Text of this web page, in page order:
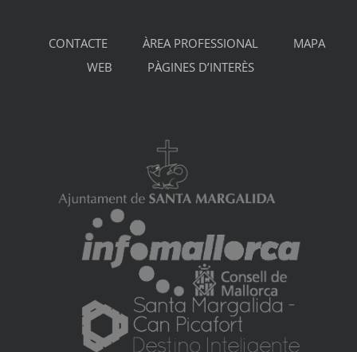
CONTACTE ÀREA PROFESSIONAL
MAPA
WEB
PÀGINES D’INTERÈS